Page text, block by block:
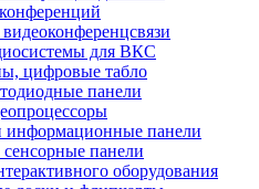
для ВКС
цифровые табло
панели
информационные панели
панели
оборудования